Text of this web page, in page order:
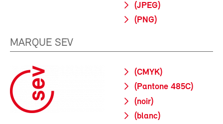
(JPEG)
(PNG)
MARQUE SEV
(CMYK)
(Pantone 485C)
(noir)
(blanc)